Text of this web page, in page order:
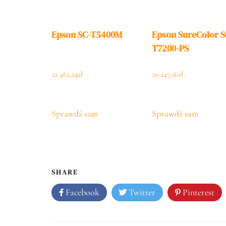
Epson SC-T5400M
22 462,24zł
Sprawdź sam
Epson SureColor
T7200-PS
29 247,56zł
Sprawdź sam
SHARE
Facebook Twitter Pinterest